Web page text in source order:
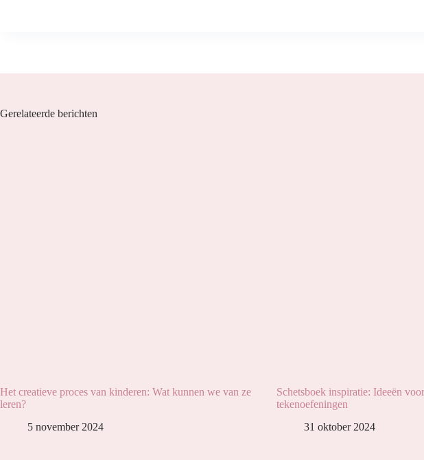
Gerelateerde berichten
Het creatieve proces van kinderen: Wat kunnen we van ze
leren?
5 november 2024
Schetsboek inspiratie: Ideeën
tekenoefeningen
31 oktober 2024